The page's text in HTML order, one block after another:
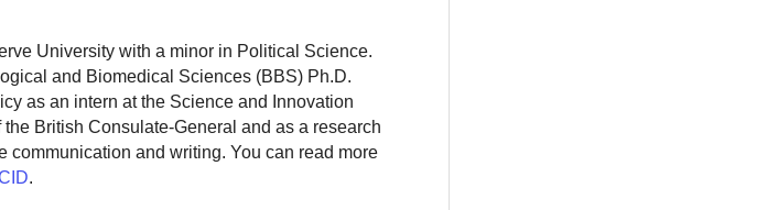
University with a minor in Political Science.
and Biomedical Sciences (BBS) Ph.D.
as an intern at the Science and Innovation
British Consulate-General and as a research
and writing. You can read more
.